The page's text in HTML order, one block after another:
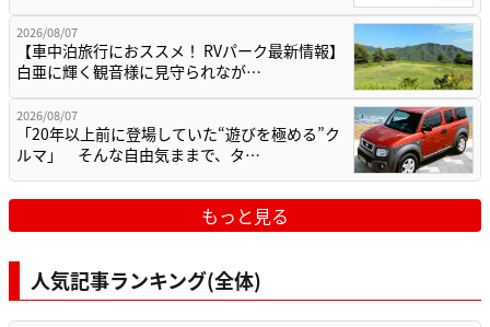
2026/08/07
【車中泊旅行におススメ！ RVパーク最新情報】
白亜に輝く観音様に見守られなが…
2026/08/07
「20年以上前に登場していた“遊びを極める”ク
ルマ」 そんな自由気ままで、タ…
もっと見る
人気記事ランキング(全体)